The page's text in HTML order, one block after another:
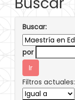
Buscar:
por
Filtros actuales: